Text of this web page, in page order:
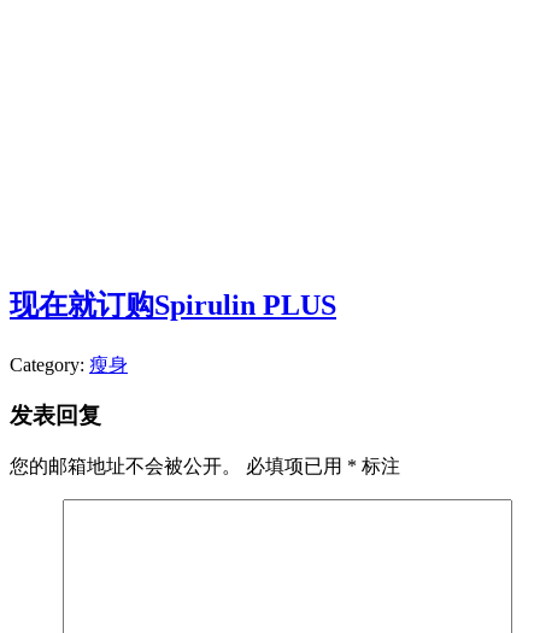
现在就订购Spirulin PLUS
Category: 瘦身
发表回复
您的邮箱地址不会被公开。 必填项已用 * 标注